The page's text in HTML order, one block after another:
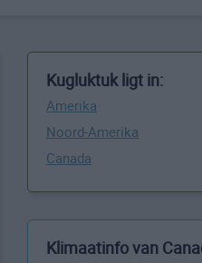
Kugluktuk ligt in:
Amerika
Noord-Amerika
Canada
Klimaatinfo van